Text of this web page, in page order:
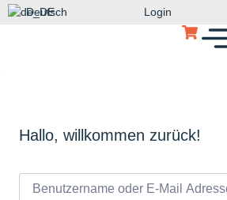
Deutsch Login
Hallo, willkommen zurück!